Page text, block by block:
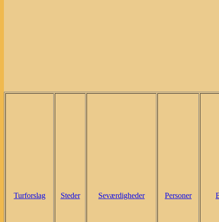
Turforslag Steder Seværdigheder Personer